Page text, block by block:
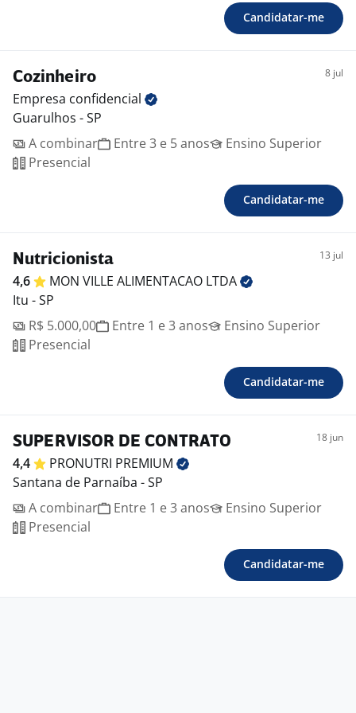
Candidatar-me
Cozinheiro 8 jul
Empresa confidencial
Guarulhos - SP
A combinar
Entre 3 e 5 anos
Ensino Superior
Presencial
Candidatar-me
Nutricionista 13 jul
4,6 MON VILLE ALIMENTACAO LTDA
Itu - SP
R$ 5.000,00
Entre 1 e 3 anos
Ensino Superior
Presencial
Candidatar-me
SUPERVISOR DE CONTRATO 18 jun
4,4 PRONUTRI PREMIUM
Santana de Parnaíba - SP
A combinar
Entre 1 e 3 anos
Ensino Superior
Presencial
Candidatar-me